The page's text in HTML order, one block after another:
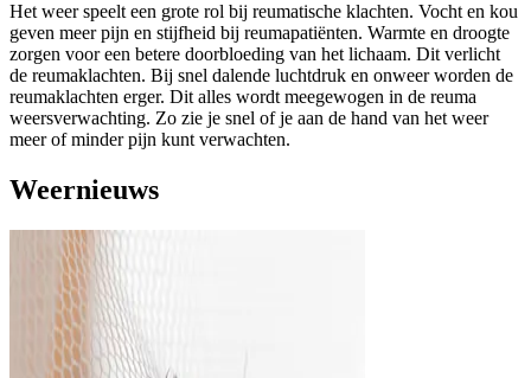
Het weer speelt een grote rol bij reumatische klachten. Vocht en kou
geven meer pijn en stijfheid bij reumapatiënten. Warmte en droogte
zorgen voor een betere doorbloeding van het lichaam. Dit verlicht
de reumaklachten. Bij snel dalende luchtdruk en onweer worden de
reumaklachten erger. Dit alles wordt meegewogen in de reuma
weersverwachting. Zo zie je snel of je aan de hand van het weer
meer of minder pijn kunt verwachten.
Weernieuws